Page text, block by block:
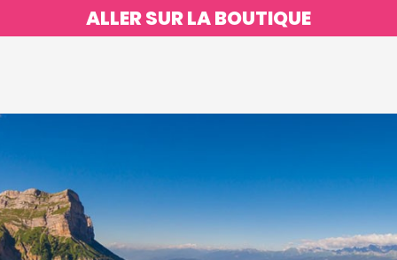
ALLER SUR LA BOUTIQUE